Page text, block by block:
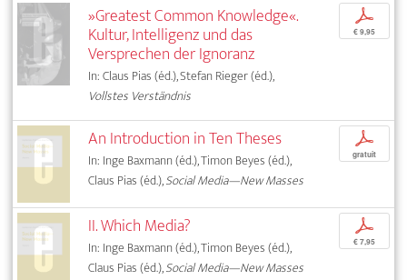
»Greatest Common Knowledge«.
Kultur, Intelligenz und das
Versprechen der Ignoranz
In: Claus Pias (éd.), Stefan Rieger (éd.),
Vollstes Verständnis
p
€ 9,95
An Introduction in Ten Theses
In: Inge Baxmann (éd.), Timon Beyes (éd.),
Claus Pias (éd.),Social Media—New Masses
p
gratuit
II. Which Media?
In: Inge Baxmann (éd.), Timon Beyes (éd.),
Claus Pias (éd.),Social Media—New Masses
p
€ 7,95